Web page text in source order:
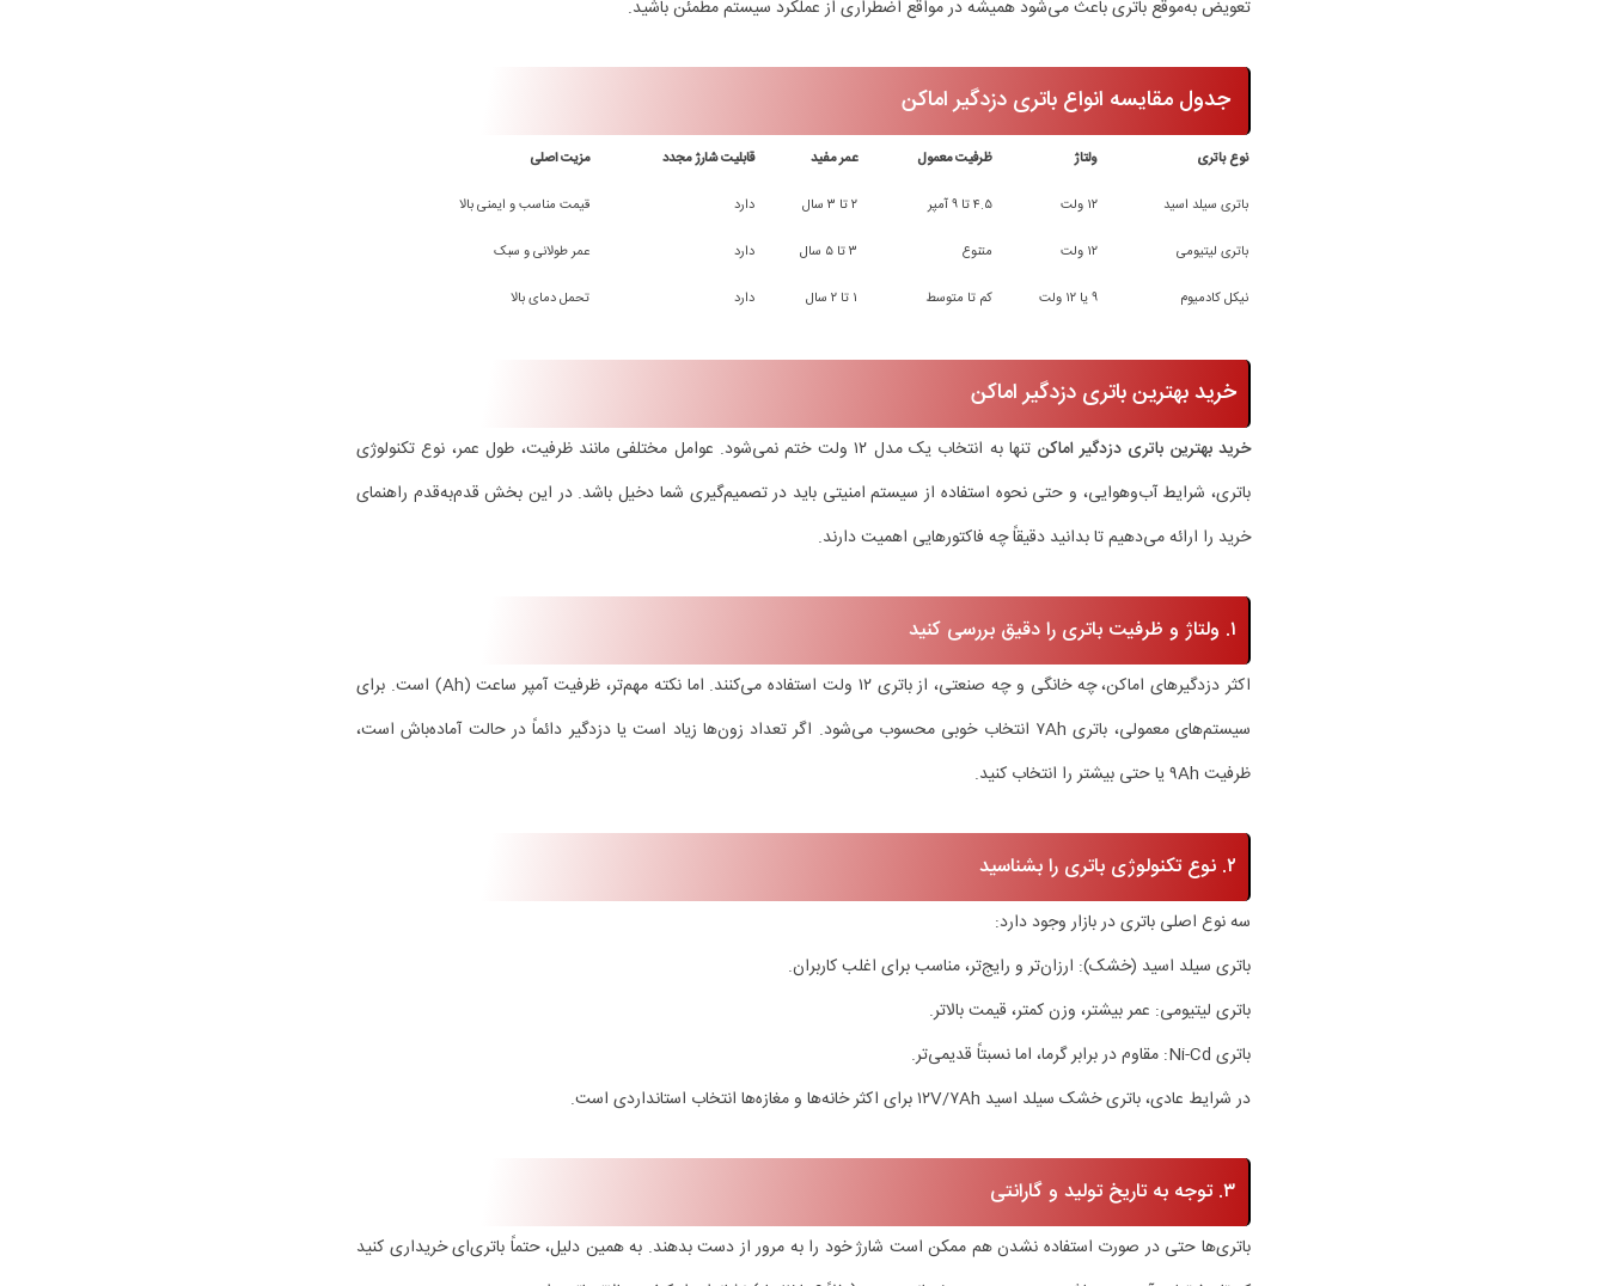
تعویض به‌موقع باتری باعث می‌شود همیشه در مواقع اضطراری از عملکرد سیستم مطمئن باشید.
جدول مقایسه انواع باتری دزدگیر اماکن
نوع باتری ولتاژ ظرفیت معمول عمر مفید قابلیت شارژ مجدد مزیت اصلی
باتری سیلد اسید ۱۲ ولت ۴.۵ تا ۹ آمپر ۲ تا ۳ سال دارد قیمت مناسب و ایمنی بالا
باتری لیتیومی ۱۲ ولت متنوع ۳ تا ۵ سال دارد عمر طولانی و سبک
نیکل کادمیوم ۹ یا ۱۲ ولت کم تا متوسط ۱ تا ۲ سال دارد تحمل دمای بالا
خرید بهترین باتری دزدگیر اماکن
خرید بهترین باتری دزدگیر اماکن
تنها به انتخاب یک مدل ۱۲ ولت ختم نمی‌شود. عوامل مختلفی مانند ظرفیت، طول عمر، نوع تکنولوژی
باتری، شرایط آب‌وهوایی، و حتی نحوه استفاده از سیستم امنیتی باید در تصمیم‌گیری شما دخیل باشد. در این بخش قدم‌به‌قدم راهنمای
خرید را ارائه می‌دهیم تا بدانید دقیقاً چه فاکتورهایی اهمیت دارند.
۱. ولتاژ و ظرفیت باتری را دقیق بررسی کنید
اکثر دزدگیرهای اماکن، چه خانگی و چه صنعتی، از باتری ۱۲ ولت استفاده می‌کنند. اما نکته مهم‌تر، ظرفیت آمپر ساعت (Ah) است. برای
سیستم‌های معمولی، باتری ۷Ah انتخاب خوبی محسوب می‌شود. اگر تعداد زون‌ها زیاد است یا دزدگیر دائماً در حالت آماده‌باش است،
ظرفیت ۹Ah یا حتی بیشتر را انتخاب کنید.
۲. نوع تکنولوژی باتری را بشناسید
سه نوع اصلی باتری در بازار وجود دارد:
باتری سیلد اسید (خشک): ارزان‌تر و رایج‌تر، مناسب برای اغلب کاربران.
باتری لیتیومی: عمر بیشتر، وزن کمتر، قیمت بالاتر.
باتری Ni-Cd: مقاوم در برابر گرما، اما نسبتاً قدیمی‌تر.
در شرایط عادی، باتری خشک سیلد اسید ۱۲V/۷Ah برای اکثر خانه‌ها و مغازه‌ها انتخاب استانداردی است.
۳. توجه به تاریخ تولید و گارانتی
باتری‌ها حتی در صورت استفاده نشدن هم ممکن است شارژ خود را به مرور از دست بدهند. به همین دلیل، حتماً باتری‌ای خریداری کنید